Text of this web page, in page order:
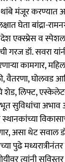
थांबे मंजूर
घेता बांद्रा-
एक्स्प्रेस व स्पेशल
गरज डॉ. सवरा
कामगार,
वैतरणा, घोलवड
शेड, लिफ्ट,
सुविधांचा अभाव
असा थेट सवाल
पुढे